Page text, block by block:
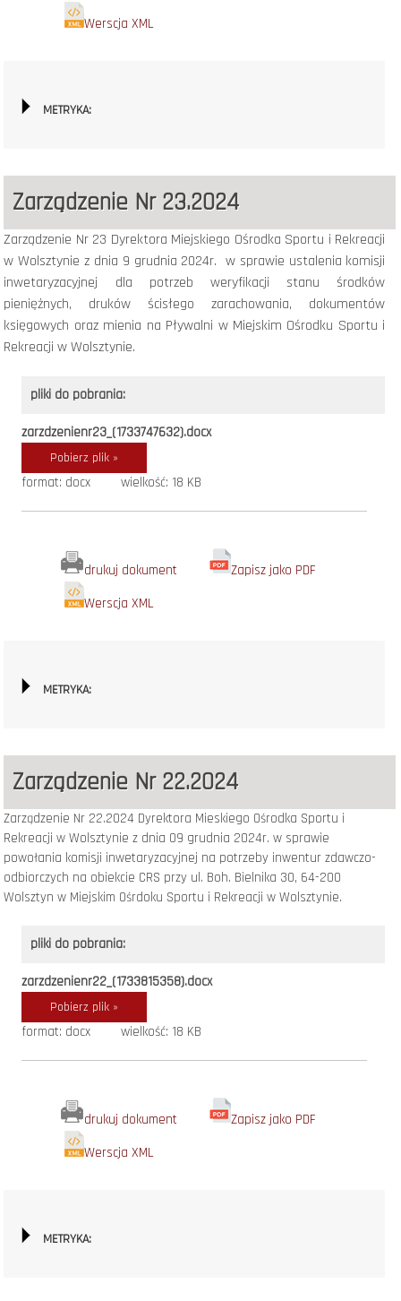
Werscja XML
METRYKA:
Zarządzenie Nr 23.2024
Zarządzenie Nr 23 Dyrektora Miejskiego Ośrodka Sportu i Rekreacji
w Wolsztynie z dnia 9 grudnia 2024r. w sprawie ustalenia komisji
inwetaryzacyjnej dla potrzeb weryfikacji stanu środków
pieniężnych, druków ścisłego zarachowania, dokumentów
księgowych oraz mienia na Pływalni w Miejskim Ośrodku Sportu i
Rekreacji w Wolsztynie.
pliki do pobrania:
zarzdzenienr23_(1733747632).docx
Pobierz plik »
format: docx wielkość: 18 KB
drukuj dokument
Zapisz jako PDF
Werscja XML
METRYKA:
Zarządzenie Nr 22.2024
Zarządzenie Nr 22.2024 Dyrektora Mieskiego Ośrodka Sportu i
Rekreacji w Wolsztynie z dnia 09 grudnia 2024r. w sprawie
powołania komisji inwetaryzacyjnej na potrzeby inwentur zdawczo-
odbiorczych na obiekcie CRS przy ul. Boh. Bielnika 30, 64-200
Wolsztyn w Miejskim Ośrdoku Sportu i Rekreacji w Wolsztynie.
pliki do pobrania:
zarzdzenienr22_(1733815358).docx
Pobierz plik »
format: docx wielkość: 18 KB
drukuj dokument
Zapisz jako PDF
Werscja XML
METRYKA: